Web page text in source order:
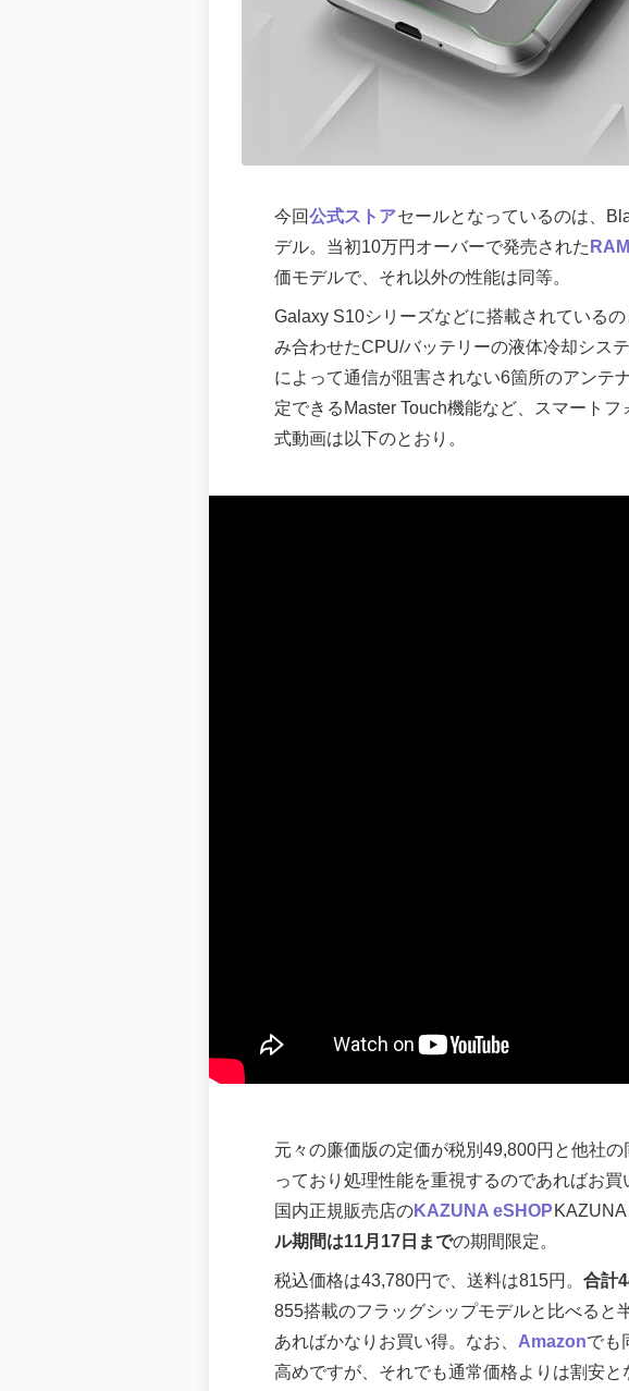
今回公式ストアセールとなっているのは、
デル。当初10万円オーバーで発売された
価モデルで、それ以外の性能は同等。
Galaxy S10シリーズなどに搭載されている
み合わせたCPU/バッテリーの液体冷却シス
によって通信が阻害されない6箇所のアンテ
定できるMaster Touch機能など、スマート
式動画は以下のとおり。
元々の廉価版の定価が税別49,800円と他社
っており処理性能を重視するのであればお
国内正規販売店のKAZUNA eSHOP
ル期間は11月17日までの期間限定。
税込価格は43,780円で、送料は815円。 合計
855搭載のフラッグシップモデルと比べると
あればかなりお買い得。なお、 Amazonでも
高めですが、それでも通常価格よりは割安